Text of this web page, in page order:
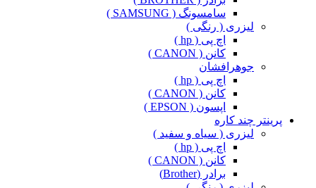
سامسونگ ( SAMSUNG )
لیزری ( رنگی )
اچ پی ( hp )
کانن ( CANON )
جوهرافشان
اچ پی ( hp )
کانن ( CANON )
اپسون ( EPSON )
پرینتر چند کاره
لیزری ( سیاه و سفید )
اچ پی ( hp )
کانن ( CANON )
برادر (Brother)